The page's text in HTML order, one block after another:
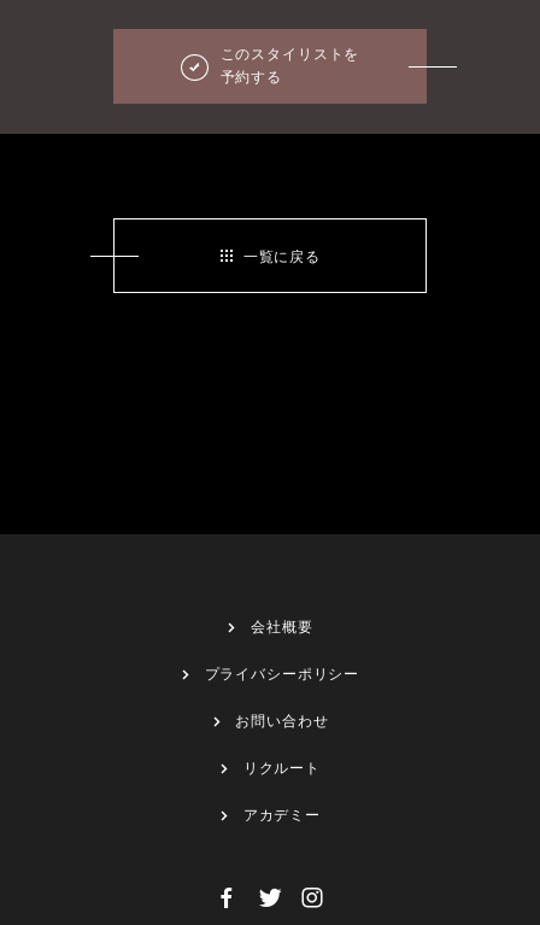
このスタイリストを
予約する
一覧に戻る
会社概要
プライバシーポリシー
お問い合わせ
リクルート
アカデミー